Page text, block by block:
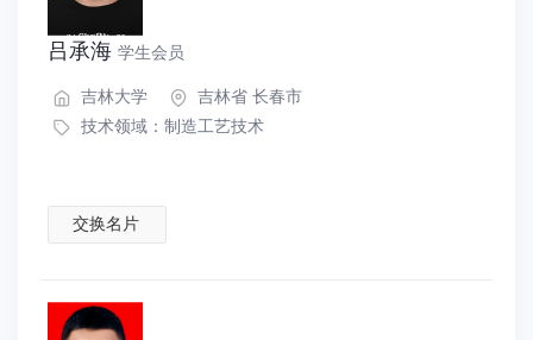
吕承海 学生会员
吉林大学
吉林省 长春市
技术领域： 制造工艺技术
交换名片